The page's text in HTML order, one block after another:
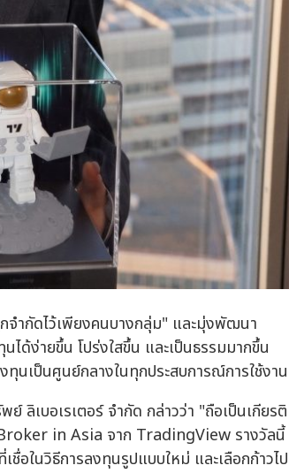
จำกัดไว้เพียงคนบางกลุ่ม" และมุ่งพัฒนา
ได้ง่ายขึ้น โปร่งใสขึ้น และเป็นธรรมมากขึ้น
เป็นศูนย์กลางในทุกประสบการณ์การใช้งาน
ลิเบอเรเตอร์ จำกัด กล่าวว่า "ถือเป็นเกียรติ
in Asia จาก TradingView รางวัลนี้
ในวิธีการลงทุนรูปแบบใหม่ และเลือกก้าวไป